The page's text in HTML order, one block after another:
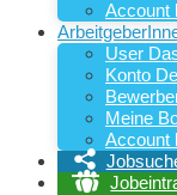
Account
User
Konto
Meine
Account